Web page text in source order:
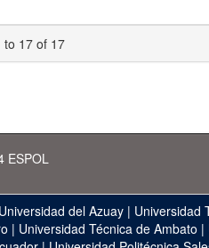
to 17 of 17
ESPOL
Universidad del Azuay | Universidad
| Universidad Técnica de Ambato |